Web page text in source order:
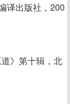
译出版社，200
》第十辑，北